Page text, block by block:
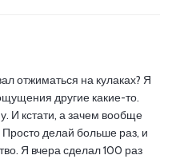
отжиматься на кулаках? Я
другие какие-то.
И кстати, а зачем вообще
делай больше раз, и
Я вчера сделал 100 раз